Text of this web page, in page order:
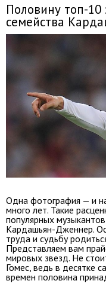
Половину топ-
семейства
Одна фотография — и
много лет. Такие
популярных
Кардашьян-Дженнер.
труда и судьбу
Представляем вам
мировых звезд. Не
Гомес, ведь в десятке
времен половина